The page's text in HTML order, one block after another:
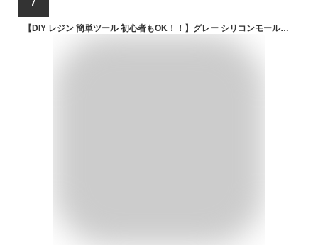
【DIY レジン 簡単ツール 初心者もOK！！】グレー シリコンモールド UVレジン 文字 antiquewhite, 105x125mm【メール便送料無料】